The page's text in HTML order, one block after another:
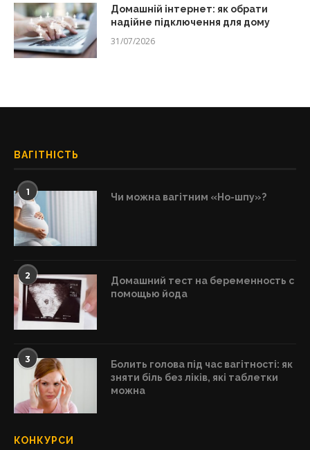
Домашній інтернет: як обрати
надійне підключення для дому
31/07/2026
ВАГІТНІСТЬ
1 Чи можна вагітним «Но-шпу»?
2
Домашний тест на беременность с
помощью йода
3
Болить голова під час вагітності: як
зняти біль без ліків, які таблетки
можна
КОНКУРСИ